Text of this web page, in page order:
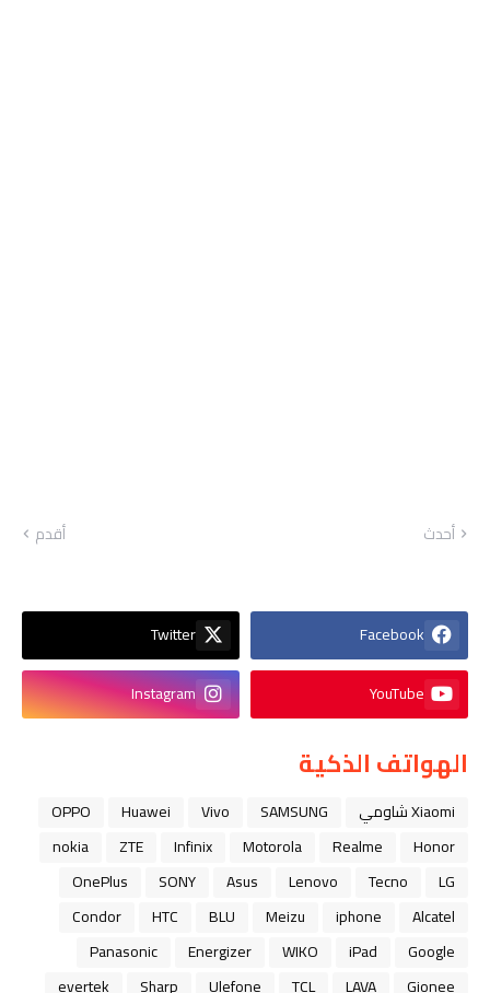
أحدث أقدم
Facebook
Twitter
YouTube
Instagram
الهواتف الذكية
Xiaomi شاومي SAMSUNG
Vivo
Huawei
OPPO
Honor
Realme
Motorola
Infinix
ZTE
nokia
LG
Tecno
Lenovo
Asus
SONY
OnePlus
Alcatel
iphone
Meizu
BLU
HTC
Condor
Google
iPad
WIKO
Energizer
Panasonic
Gionee
LAVA
TCL
Ulefone
Sharp
evertek